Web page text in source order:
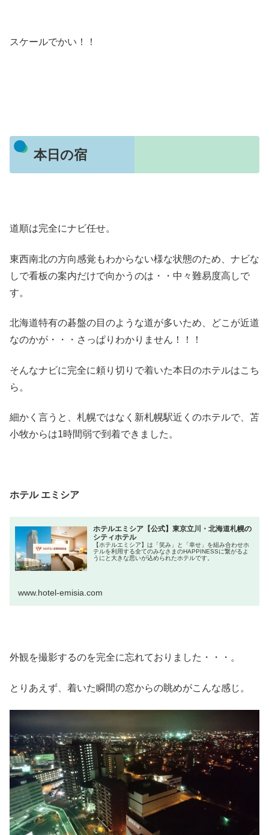
スケールでかい！！
本日の宿
道順は完全にナビ任せ。
東西南北の方向感覚もわからない様な状態のため、ナビな
しで看板の案内だけで向かうのは・・中々難易度高しで
す。
北海道特有の碁盤の目のような道が多いため、どこが近道
なのかが・・・さっぱりわかりません！！！
そんなナビに完全に頼り切りで着いた本日のホテルはこち
ら。
細かく言うと、札幌ではなく新札幌駅近くのホテルで、苫
小牧からは1時間弱で到着できました。
ホテル エミシア
ホテルエミシア【公式】東京立川・北海道札幌の
シティホテル
【ホテルエミシア】は「笑み」と「幸せ」を組み合わせホ
テルを利用する全てのみなさまのHAPPINESSに繋がるよ
うにと大きな思いが込められたホテルです。
www.hotel-emisia.com
外観を撮影するのを完全に忘れておりました・・・。
とりあえず、着いた瞬間の窓からの眺めがこんな感じ。